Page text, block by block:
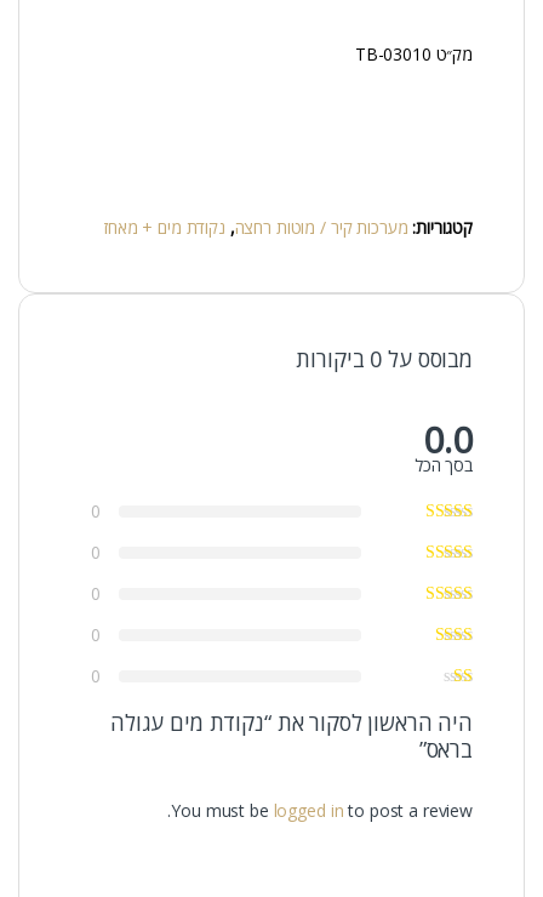
מק״ט TB-03010
קטגוריות: מערכות קיר / מוטות רחצה, נקודת מים + מאחז
מבוסס על 0 ביקורות
0.0
בסך הכל
0
0
0
0
0
היה הראשון לסקור את “נקודת מים עגולה
בראס”
You must be logged into post a review.